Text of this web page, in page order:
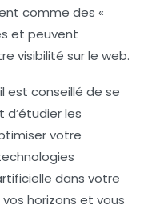
comme des «
et peuvent
visibilité sur le web.
est conseillé de se
les
votre
dans votre
horizons et vous